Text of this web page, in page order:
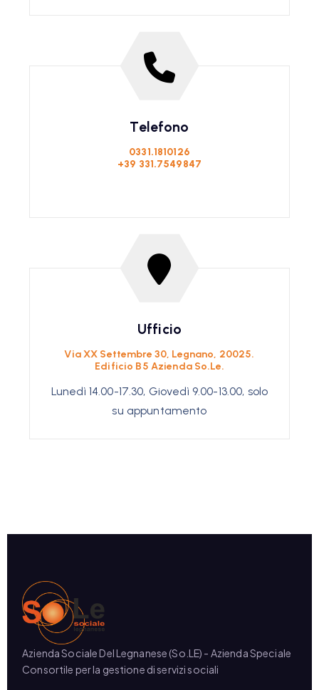
Telefono
0331.1810126
+39 331.7549847
Ufficio
Via XX Settembre 30, Legnano, 20025.
Edificio B5 Azienda So.Le.
Lunedì 14.00-17.30, Giovedì 9.00-13.00, solo
su appuntamento
Azienda Sociale Del Legnanese (So.LE) - Azienda Speciale
Consortile per la gestione di servizi sociali